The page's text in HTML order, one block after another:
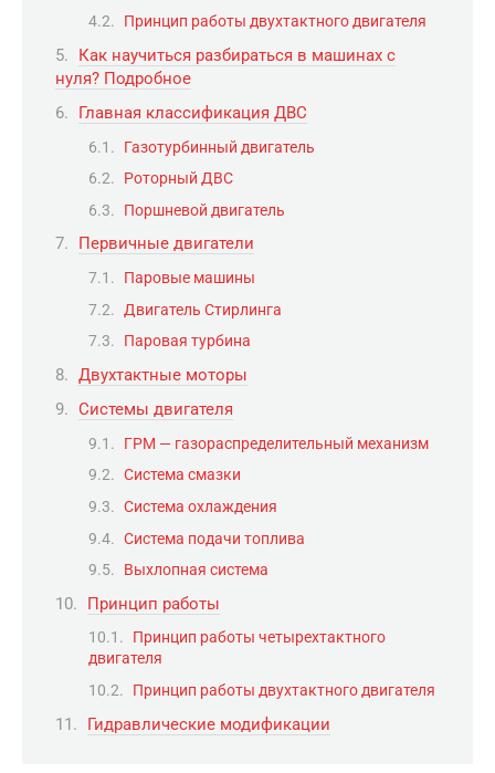
Принцип работы двухтактного двигателя
Как научиться разбираться в машинах с
нуля? Подробное
Главная классификация ДВС
Газотурбинный двигатель
Роторный ДВС
Поршневой двигатель
Первичные двигатели
Паровые машины
Двигатель Стирлинга
Паровая турбина
Двухтактные моторы
Системы двигателя
ГРМ — газораспределительный механизм
Система смазки
Система охлаждения
Система подачи топлива
Выхлопная система
Принцип работы
Принцип работы четырехтактного
двигателя
Принцип работы двухтактного двигателя
Гидравлические модификации